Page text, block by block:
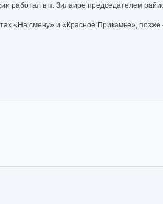
работал в п. Зилаире председателем
«На смену» и «Красное Прикамье»,